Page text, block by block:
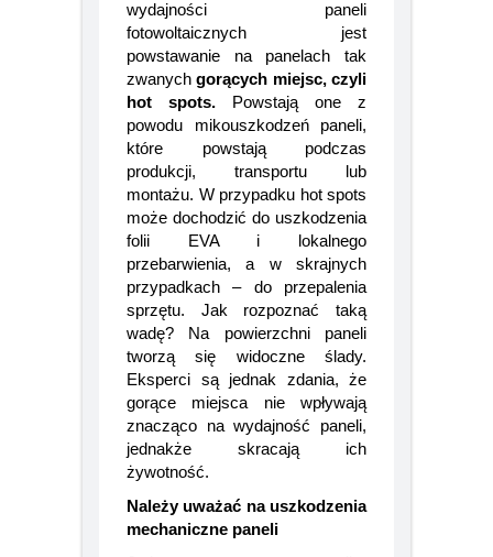
Kolejną przyczyną spadku
wydajności paneli
fotowoltaicznych jest
powstawanie na panelach tak
zwanychgorących miejsc, czyli
hot spots.Powstają one z
powodu mikouszkodzeń paneli,
które powstają podczas
produkcji, transportu lub
montażu. W przypadku hot spots
może dochodzić do uszkodzenia
folii EVA i lokalnego
przebarwienia, a w skrajnych
przypadkach – do przepalenia
sprzętu. Jak rozpoznać taką
wadę? Na powierzchni paneli
tworzą się widoczne ślady.
Eksperci są jednak zdania, że
gorące miejsca nie wpływają
znacząco na wydajność paneli,
jednakże skracają ich
Należy uważać na uszkodzenia